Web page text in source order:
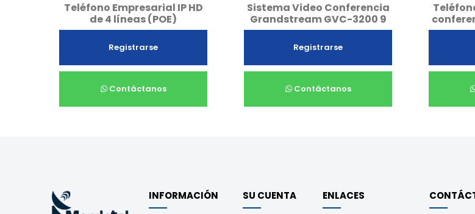
Teléfono Empresarial IP HD
de 4 líneas (POE)
Grandstream GXP2140
Registrarse
Contáctanos
Sistema Video Conferencia
Grandstream GVC-3200 9
VÍAS
Registrarse
Contáctanos
INFORMACIÓN SU CUENTA ENLACES